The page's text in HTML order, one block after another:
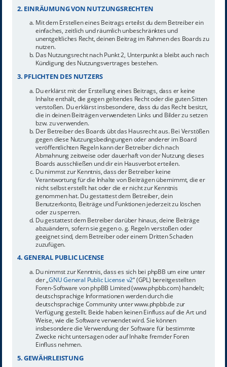
2. EINRÄUMUNG VON NUTZUNGSRECHTEN
Mit dem Erstellen eines Beitrags erteilst du dem Betreiber ein
einfaches, zeitlich und räumlich unbeschränktes und
unentgeltliches Recht, deinen Beitrag im Rahmen des Boards zu
nutzen.
Das Nutzungsrecht nach Punkt 2, Unterpunkt a bleibt auch nach
Kündigung des Nutzungsvertrages bestehen.
3. PFLICHTEN DES NUTZERS
Du erklärst mit der Erstellung eines Beitrags, dass er keine
Inhalte enthält, die gegen geltendes Recht oder die guten Sitten
verstoßen. Du erklärst insbesondere, dass du das Recht besitzt,
die in deinen Beiträgen verwendeten Links und Bilder zu setzen
bzw. zu verwenden.
Der Betreiber des Boards übt das Hausrecht aus. Bei Verstößen
gegen diese Nutzungsbedingungen oder anderer im Board
veröffentlichten Regeln kann der Betreiber dich nach
Abmahnung zeitweise oder dauerhaft von der Nutzung dieses
Boards ausschließen und dir ein Hausverbot erteilen.
Du nimmst zur Kenntnis, dass der Betreiber keine
Verantwortung für die Inhalte von Beiträgen übernimmt, die er
nicht selbst erstellt hat oder die er nicht zur Kenntnis
genommen hat. Du gestattest dem Betreiber, dein
Benutzerkonto, Beiträge und Funktionen jederzeit zu löschen
oder zu sperren.
Du gestattest dem Betreiber darüber hinaus, deine Beiträge
abzuändern, sofern sie gegen o. g. Regeln verstoßen oder
geeignet sind, dem Betreiber oder einem Dritten Schaden
zuzufügen.
4. GENERAL PUBLIC LICENSE
Du nimmst zur Kenntnis, dass es sich bei phpBB um eine unter
der „GNU General Public License v2“ (GPL) bereitgestellten
Foren-Software von phpBB Limited (www.phpbb.com) handelt;
deutschsprachige Informationen werden durch die
deutschsprachige Community unter www.phpbb.de zur
Verfügung gestellt. Beide haben keinen Einfluss auf die Art und
Weise, wie die Software verwendet wird. Sie können
insbesondere die Verwendung der Software für bestimmte
Zwecke nicht untersagen oder auf Inhalte fremder Foren
Einfluss nehmen.
5. GEWÄHRLEISTUNG